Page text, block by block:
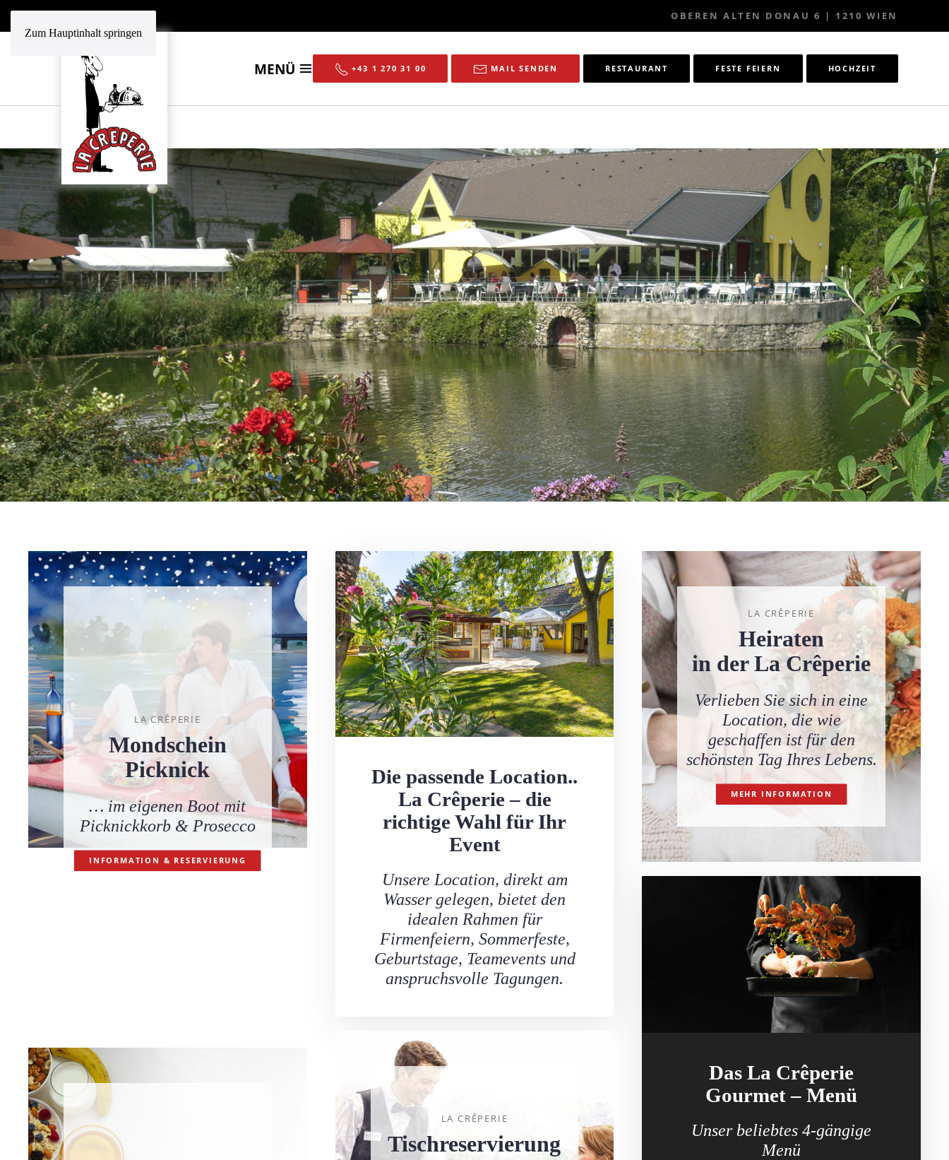
Zum Hauptinhalt springen
OBEREN ALTEN DONAU 6 | 1210 WIEN
MENÜ +43 1 270 31 00 MAIL SENDEN RESTAURANT FESTE FEIERN HOCHZEIT
LA CRÊPERIE
Mondschein
Picknick
… im eigenen Boot mit
Picknickkorb & Prosecco
INFORMATION & RESERVIERUNG
Die passende Location..
La Crêperie – die
richtige Wahl für Ihr
Event
Unsere Location, direkt am
Wasser gelegen, bietet den
idealen Rahmen für
Firmenfeiern, Sommerfeste,
Geburtstage, Teamevents und
anspruchsvolle Tagungen.
LA CRÊPERIE
Tischreservierung
LA CRÊPERIE
Heiraten
in der La Crêperie
Verlieben Sie sich in eine
Location, die wie
geschaffen ist für den
schönsten Tag Ihres Lebens.
MEHR INFORMATION
Das La Crêperie
Gourmet – Menü
Unser beliebtes 4-gängige
Menü